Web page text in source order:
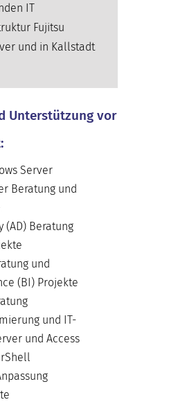
IT
Fujitsu
und in Kallstadt
Unterstützung vor
Server
Beratung und
(AD) Beratung
und
(BI) Projekte
und IT-
und Access